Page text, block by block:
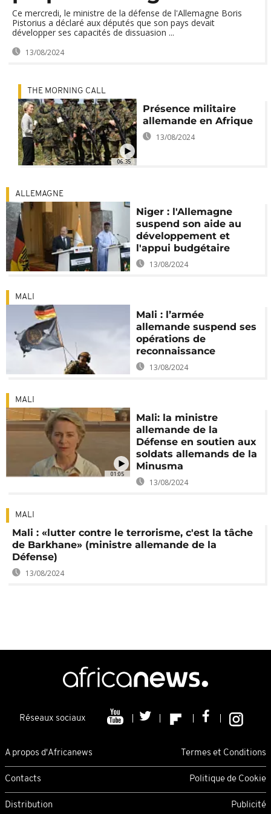
Ce mercredi, le ministre de la défense de l'Allemagne Boris
Pistorius a déclaré aux députés que son pays devait
développer ses capacités de dissuasion ...
13/08/2024
06:35
THE MORNING CALL
Présence militaire
allemande en Afrique
13/08/2024
ALLEMAGNE
Niger : l'Allemagne
suspend son aide au
développement et
l'appui budgétaire
13/08/2024
MALI
Mali : l’armée
allemande suspend ses
opérations de
reconnaissance
13/08/2024
01:05
MALI
Mali: la ministre
allemande de la
Défense en soutien aux
soldats allemands de la
Minusma
13/08/2024
MALI
Mali : «lutter contre le terrorisme, c'est la tâche
de Barkhane» (ministre allemande de la
Défense)
13/08/2024
Réseaux sociaux
A propos d'Africanews Termes et Conditions
Contacts Politique de Cookie
Distribution Publicité